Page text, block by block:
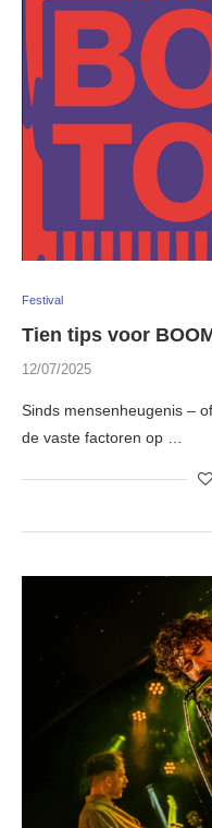
Festival
Tien tips voor
12/07/2025
Sinds mensenheugenis –
de vaste factoren op …